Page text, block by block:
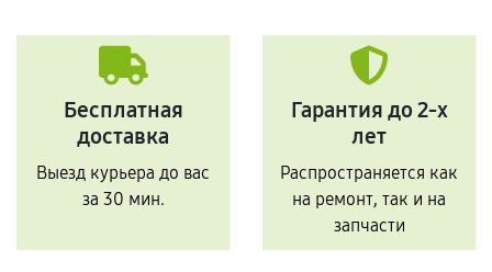
Бесплатная
доставка
Выезд курьера до вас
за 30 мин.
Гарантия до 2-х
лет
Распространяется как
на ремонт, так и на
запчасти